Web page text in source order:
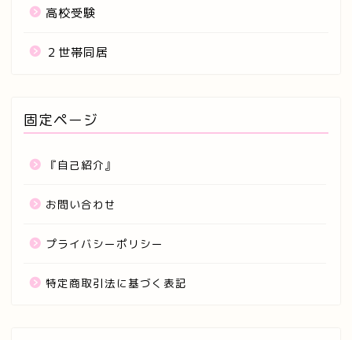
高校受験
２世帯同居
固定ページ
『自己紹介』
お問い合わせ
プライバシーポリシー
特定商取引法に基づく表記